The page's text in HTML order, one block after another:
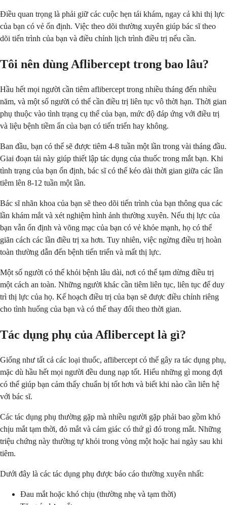
Điều quan trọng là phải giữ các cuộc hẹn tái khám, ngay cả khi thị lực
của bạn có vẻ ổn định. Việc theo dõi thường xuyên giúp bác sĩ theo
dõi tiến trình của bạn và điều chỉnh lịch trình điều trị nếu cần.
Tôi nên dùng Aflibercept trong bao lâu?
Hầu hết mọi người cần tiêm aflibercept trong nhiều tháng đến nhiều
năm, và một số người có thể cần điều trị liên tục vô thời hạn. Thời gian
phụ thuộc vào tình trạng cụ thể của bạn, mức độ đáp ứng với điều trị
và liệu bệnh tiềm ẩn của bạn có tiến triển hay không.
Ban đầu, bạn có thể sẽ được tiêm 4-8 tuần một lần trong vài tháng đầu.
Giai đoạn tải này giúp thiết lập tác dụng của thuốc trong mắt bạn. Khi
tình trạng của bạn ổn định, bác sĩ có thể kéo dài thời gian giữa các lần
tiêm lên 8-12 tuần một lần.
Bác sĩ nhãn khoa của bạn sẽ theo dõi tiến trình của bạn thông qua các
lần khám mắt và xét nghiệm hình ảnh thường xuyên. Nếu thị lực của
bạn vẫn ổn định và võng mạc của bạn có vẻ khỏe mạnh, họ có thể
giãn cách các lần điều trị xa hơn. Tuy nhiên, việc ngừng điều trị hoàn
toàn thường dẫn đến bệnh tiến triển và mất thị lực.
Một số người có thể khỏi bệnh lâu dài, nơi có thể tạm dừng điều trị
một cách an toàn. Những người khác cần tiêm liên tục, liên tục để duy
trì thị lực của họ. Kế hoạch điều trị của bạn sẽ được điều chỉnh riêng
cho tình huống của bạn và có thể thay đổi theo thời gian.
Tác dụng phụ của Aflibercept là gì?
Giống như tất cả các loại thuốc, aflibercept có thể gây ra tác dụng phụ,
mặc dù hầu hết mọi người đều dung nạp tốt. Hiểu những gì mong đợi
có thể giúp bạn cảm thấy chuẩn bị tốt hơn và biết khi nào cần liên hệ
với bác sĩ.
Các tác dụng phụ thường gặp mà nhiều người gặp phải bao gồm khó
chịu mắt tạm thời, đỏ mắt và cảm giác có thứ gì đó trong mắt. Những
triệu chứng này thường tự khỏi trong vòng một hoặc hai ngày sau khi
tiêm.
Dưới đây là các tác dụng phụ được báo cáo thường xuyên nhất:
Đau mắt hoặc khó chịu (thường nhẹ và tạm thời)